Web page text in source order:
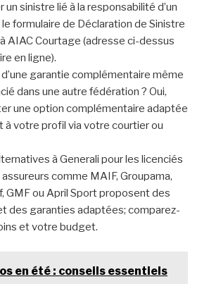
sinistre lié à la responsabilité d’un
formulaire de Déclaration de Sinistre
AIAC Courtage (adresse ci-dessus
en ligne).
garantie complémentaire même
dans une autre fédération ? Oui,
une option complémentaire adaptée
à votre profil via votre courtier ou
à Generali pour les licenciés
comme MAIF, Groupama,
GMF ou April Sport proposent des
des garanties adaptées; comparez-
et votre budget.
en été : conseils essentiels